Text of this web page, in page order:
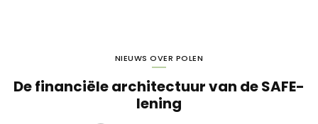
NIEUWS OVER POLEN
De financiële architectuur van de SAFE-
lening